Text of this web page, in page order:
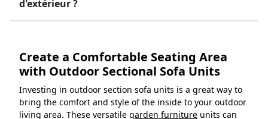
d'extérieur ?
Create a Comfortable Seating Area
with Outdoor Sectional Sofa Units
Investing in outdoor section sofa units is a great way to
bring the comfort and style of the inside to your outdoor
living area. These versatile garden furniture units can